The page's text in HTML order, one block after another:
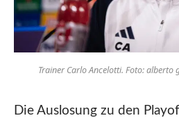
Trainer Carlo Ancelotti. Foto: alberto
Die Auslosung zu den